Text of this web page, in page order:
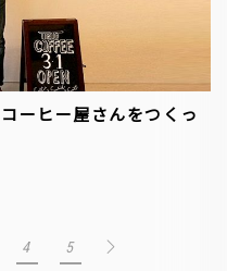
ーヒー屋さんをつくっ
4 5